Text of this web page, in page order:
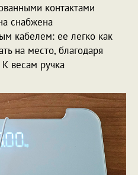
контактами
снабжена
кабелем: ее легко как
на место, благодаря
весам ручка